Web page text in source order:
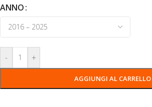
ANNO
- +
AGGIUNGI AL CARRELLO